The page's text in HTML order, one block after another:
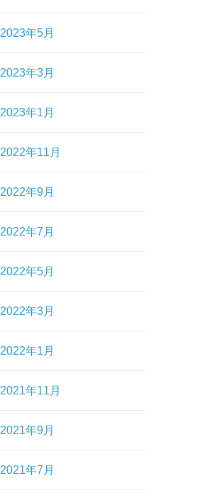
2023年5月
2023年3月
2023年1月
2022年11月
2022年9月
2022年7月
2022年5月
2022年3月
2022年1月
2021年11月
2021年9月
2021年7月